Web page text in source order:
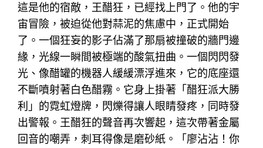
這是他的宿敵，王醋狂，已經找上門了。他的宇
宙冒險，被迫從他對蒜泥的焦慮中，正式開始
了。一個狂妄的影子佔滿了那扇被撞破的牆門邊
緣，光線一瞬間被極端的酸氣扭曲。一個閃閃發
光、像醋罐的機器人緩緩漂浮進來，它的底座還
不斷噴射著白色醋霧。它身上掛著「醋狂派大勝
利」的霓虹燈牌，閃爍得讓人眼睛發疼，同時發
出警報。王醋狂的聲音再次響起，這次帶著金屬
回音的嘲弄，刺耳得像是磨砂紙。「廖沾沾！你